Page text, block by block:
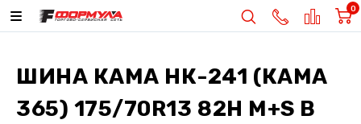
0
ШИНА КАМА НК-241 (КАМА
365) 175/70R13 82H M+S В